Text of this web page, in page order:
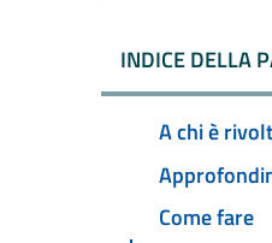
INDICE DELLA
A chi è
Come fare